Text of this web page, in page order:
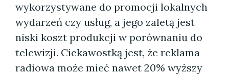
wykorzystywane do promocji lokalnych
wydarzeń czy usług, a jego zaletą jest
niski koszt produkcji w porównaniu do
telewizji. Ciekawostką jest, że reklama
radiowa może mieć nawet 20% wyższy